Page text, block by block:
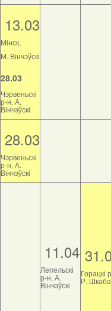
13.03
Мінск,
М. Вінчэўскі
28.03
Чэрвеньскі
р-н, А.
Вінчэўскі
28.03
Чэрвеньскі
р-н, А.
Вінчэўскі
11.04
Лепельскі
р-н, А.
Вінчэўскі
Горацкі
Р.